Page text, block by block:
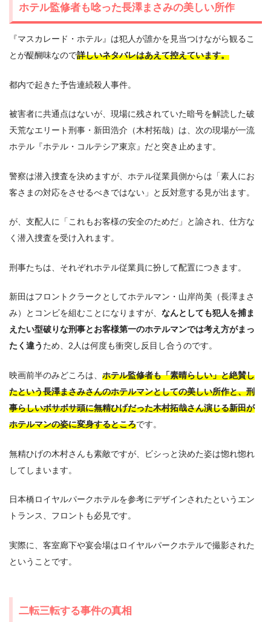
ホテル監修者も唸った長澤まさみの美しい所作
『マスカレード・ホテル』は犯人が誰かを見当つけながら観るこ
とが醍醐味なので詳しいネタバレはあえて控えています。
都内で起きた予告連続殺人事件。
被害者に共通点はないが、現場に残されていた暗号を解読した破
天荒なエリート刑事・新田浩介（木村拓哉）は、次の現場が一流
ホテル『ホテル・コルテシア東京』だと突き止めます。
警察は潜入捜査を決めますが、ホテル従業員側からは「素人にお
客さまの対応をさせるべきではない」と反対意する見が出ます。
が、支配人に「これもお客様の安全のためだ」と諭され、仕方な
く潜入捜査を受け入れます。
刑事たちは、それぞれホテル従業員に扮して配置につきます。
新田はフロントクラークとしてホテルマン・山岸尚美（長澤まさ
み）とコンビを組むことになりますが、 なんとしても犯人を捕ま
えたい型破りな刑事とお客様第一のホテルマンでは考え方がまっ
たく違う ため、2人は何度も衝突し反目し合うのです。
映画前半のみどころは、 ホテル監修者も「素晴らしい」と絶賛し
たという長澤まさみさんのホテルマンとしての美しい所作と、刑
事らしいボサボサ頭に無精ひげだった木村拓哉さん演じる新田が
ホテルマンの姿に変身するところです。
無精ひげの木村さんも素敵ですが、ビシっと決めた姿は惚れ惚れ
してしまいます。
日本橋ロイヤルパークホテルを参考にデザインされたというエン
トランス、フロントも必見です。
実際に、客室廊下や宴会場はロイヤルパークホテルで撮影された
ということです。
二転三転する事件の真相